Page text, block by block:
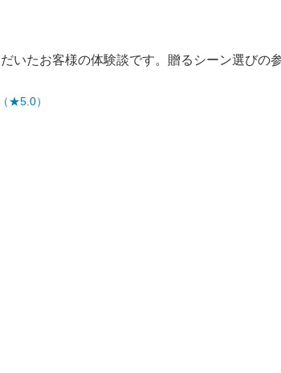
たお客様の体験談です。贈るシーン選びの
★5.0）